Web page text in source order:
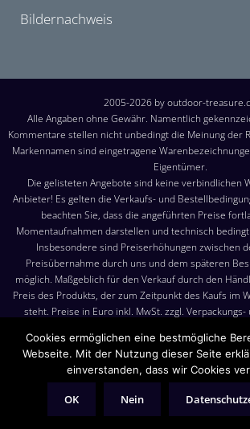
Bildernachweis
2005-2026 by outdoor-
Alle Angaben ohne Gewähr. Namentlich
Kommentare stellen nicht unbedingt die Meinung der
Markennamen sind eingetragene
Eigentümer.
Die gelisteten Angebote sind keine verbindlichen
Anbieter! Es gelten die Verkaufs- und
beachten Sie, dass die angeführten Preise
Momentaufnahmen darstellen und technisch
Insbesondere sind Preiserhöhungen zwischen
Preisübernahme durch uns und dem späteren
möglich. Maßgeblich für den Verkauf durch den
Preis des Produkts, der zum Zeitpunkt des Kaufs im
steht. Preise in Euro inkl. MwSt. zzgl.
angegeben, die Kosten für den Versand nach
die im Warenkorb von Amazon angezeigten Liefer-
Produktbilder: Die angezeigten Bilder werden von
abweichen.
Cookies ermöglichen eine bestmögliche
Webseite. Mit der Nutzung dieser Seite
einverstanden, dass wir Cookies
OK Nein